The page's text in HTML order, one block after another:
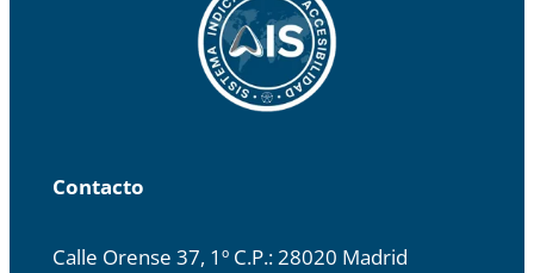
Contacto
Calle Orense 37, 1º C.P.: 28020 Madrid